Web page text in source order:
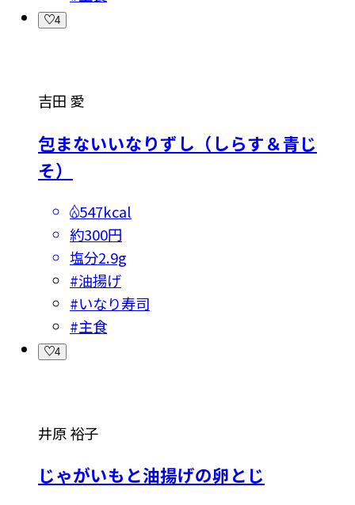
4
吉田 愛
包まないいなりずし（しらす＆青じ
そ）
547kcal
約300円
塩分2.9g
#油揚げ
#いなり寿司
#主食
4
井原 裕子
じゃがいもと油揚げの卵とじ